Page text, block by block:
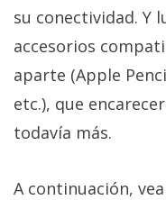
su conectividad. Y
accesorios
aparte (Apple
etc.), que
todavía más.
A continuación,